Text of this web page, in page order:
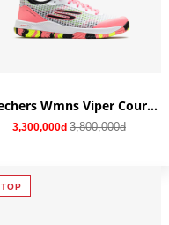
Skechers Wmns Viper Court Pro 'White Multi' 172069-WMLT
3,300,000đ 3,800,000đ
TOP